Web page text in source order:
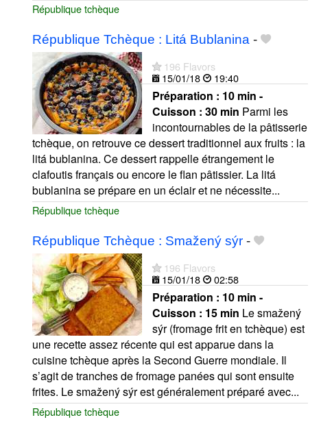
République tchèque
République Tchèque : Litá Bublanina -
196 Flavors
15/01/18
19:40
Préparation : 10 min -
Cuisson : 30 min Parmi les
incontournables de la pâtisserie
tchèque, on retrouve ce dessert traditionnel aux fruits : la
litá bublanina. Ce dessert rappelle étrangement le
clafoutis français ou encore le flan pâtissier. La litá
bublanina se prépare en un éclair et ne nécessite...
République tchèque
République Tchèque : Smažený sýr -
196 Flavors
15/01/18
02:58
Préparation : 10 min -
Cuisson : 15 min Le smažený
sýr (fromage frit en tchèque) est
une recette assez récente qui est apparue dans la
cuisine tchèque après la Second Guerre mondiale. Il
s’agit de tranches de fromage panées qui sont ensuite
frites. Le smažený sýr est généralement préparé avec...
République tchèque